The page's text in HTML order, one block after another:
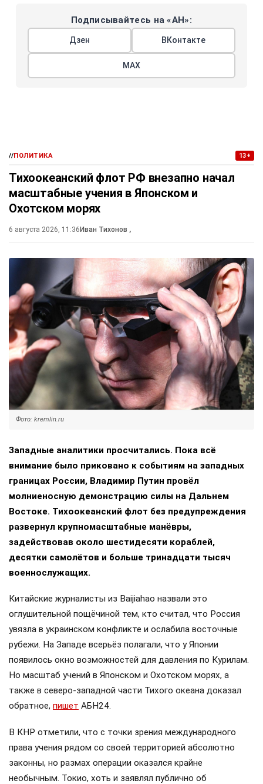
Подписывайтесь на «АН»:
Дзен ВКонтакте
МАХ
//ПОЛИТИКА 13+
Тихоокеанский флот РФ внезапно начал
масштабные учения в Японском и
Охотском морях
6 августа 2026, 11:36 Иван Тихонов ,
Фото: kremlin.ru
Западные аналитики просчитались. Пока всё
внимание было приковано к событиям на западных
границах России, Владимир Путин провёл
молниеносную демонстрацию силы на Дальнем
Востоке. Тихоокеанский флот без предупреждения
развернул крупномасштабные манёвры,
задействовав около шестидесяти кораблей,
десятки самолётов и больше тринадцати тысяч
военнослужащих.
Китайские журналисты из Baijiahao назвали это
оглушительной пощёчиной тем, кто считал, что Россия
увязла в украинском конфликте и ослабила восточные
рубежи. На Западе всерьёз полагали, что у Японии
появилось окно возможностей для давления по Курилам.
Но масштаб учений в Японском и Охотском морях, а
также в северо-западной части Тихого океана доказал
обратное, пишет АБН24.
В КНР отметили, что с точки зрения международного
права учения рядом со своей территорией абсолютно
законны, но размах операции оказался крайне
необычным. Токио, хоть и заявлял публично об